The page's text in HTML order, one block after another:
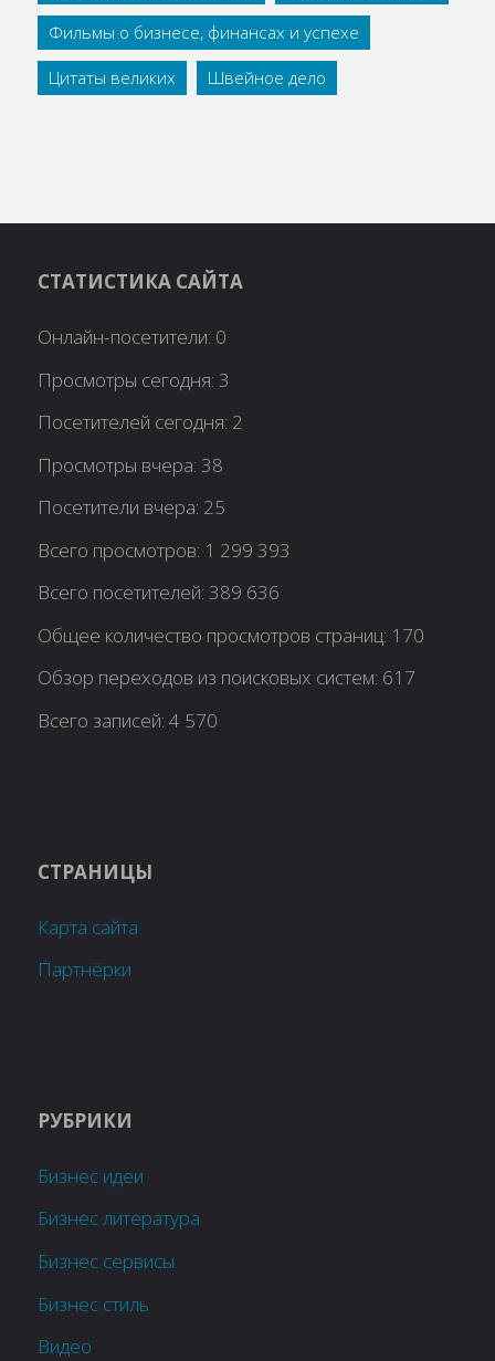
Фильмы о бизнесе, финансах и успехе
Цитаты великих
Швейное дело
СТАТИСТИКА САЙТА
Онлайн-посетители: 0
Просмотры сегодня:3
Посетителей сегодня: 2
Просмотры вчера:38
Посетители вчера: 25
Всего просмотров: 1 299 393
Всего посетителей:389 636
Общее количество просмотров страниц: 170
Обзор переходов из поисковых систем: 617
Всего записей:4 570
СТРАНИЦЫ
Карта сайта
Партнёрки
РУБРИКИ
Бизнес идеи
Бизнес литература
Бизнес сервисы
Бизнес стиль
Видео